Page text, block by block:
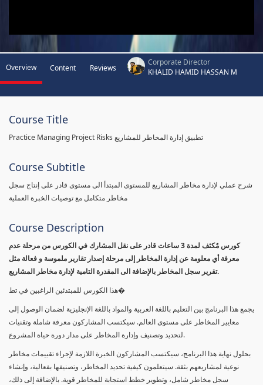
Overview Content Reviews
Corporate Director
KHALID HAMID HASSAN M
Course Title
Practice Managing Project Risks تطبيق إدارة المخاطر للمشاريع
Course Subtitle
شرح عملي لإدارة مخاطر المشاريع للمستوى المبتدأ الى مستوى قادر على إنتاج سجل
مخاطر متكامل مع توصيات الخبرة العملية
Course Description
كورس مٌكثف لمدة 3 ساعات قادر على نقل المشارك في الكورس من مرحلة عدم
معرفة أي معلومة عن إدارة المخاطر إلى مرحلة إصدار تقارير ملموسة و فعالة مثل
تقرير سجل المخاطر بالإضافة الى المقدرة التامية لإدارة مخاطر المشاريع.
هذا الكورس للمبتدئين الراغبين في تط�
يجمع هذا البرنامج بين التعليم باللغة العربية والمواد باللغة الإنجليزية لضمان الوصول إلى
معايير المخاطر على مستوى العالم. سيكتسب المشاركون معرفة شاملة وتقنيات
لتحديد وتصنيف وإدارة المخاطر على مدار دورة حياة المشروع.
بحلول نهاية هذا البرنامج، سيكتسب المشاركون الخبرة اللازمة لإجراء تقييمات مخاطر
نوعية لمشاريعهم بثقة. سيتعلمون كيفية تحديد المخاطر، وتصنيفها بفعالية، وإنشاء
سجل مخاطر شامل، وتطوير خطط استجابة للمخاطر قوية. بالإضافة إلى ذلك،